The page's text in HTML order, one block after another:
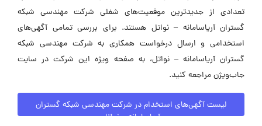
تعدادی از جدیدترین موقعیت‌های شغلی شرکت مهندسی شبکه
گستران آریاسامانه – نواتل هستند. برای بررسی تمامی آگهی‌های
استخدامی و ارسال درخواست همکاری به شرکت مهندسی شبکه
گستران آریاسامانه – نواتل، به صفحه ویژه این شرکت در سایت
جاب‌ویژن مراجعه کنید.
لیست آگهی‌های استخدام در شرکت مهندسی شبکه گستران
آریاسامانه – نواتل